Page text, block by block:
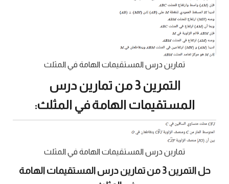
تمارين درس المستقيمات الهامة في المثلث
التمرين 3 من تمارين درس
المستقيمات الهامة في المثلث:
تمارين درس المستقيمات الهامة في المثلث
حل التمرين 3 من تمارين درس المستقيمات الهامة